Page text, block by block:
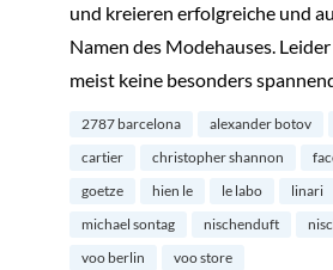
und kreieren erfolgreiche und
Namen des Modehauses.
meist keine besonders
2787 barcelona alexander botov
cartier
christopher shannon
goetze
hien le le labo linari
michael sontag
nischenduft
voo berlin
voo store